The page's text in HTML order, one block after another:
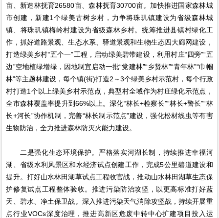
亩、新造林抚育26580亩、森林抚育30700亩。加快推进国家森林城
市创建，新建1个绿美古树乡村，力争将珠玑镇建设为省级森林城
镇、将珠玑镇梅岭村建设为省级森林乡村。统筹推进县镇村绿化工
作，抓好道路景观、生态水系、驿道景观和生物生态四大廊网建设，
打造绿美乡村“五个一”工程，启动绿美碧带建设，利用村庄“四旁”“五
边”空地植绿增绿，因地制宜启动一批“党建林”“乡贤林”“青年林”“巾帼
林”等主题林建设，每个镇(街)打造2～3个绿美乡村示范村，每个行政
村打造1个以上绿美乡村示范点，典型村全域作为村庄绿化示范点，
全市森林覆盖率提升到66%以上。深化“林长+检察长”“林长+警长”“林
长+河长”协作机制，完善“林长制示范点”建设，强化松材线虫等有害
生物防治，全力推进森林防灭火能力建设。
二是强化生态环境保护。严格落实河湖长制，持续推进幸福河
湖、省级水利风景区和水经济试点创建工作，完成5公里碧道建设和
提升。打好山水林田湖草试点工程收官战，推动山水林田湖草生态保
护修复试点工程整体验收。推进污染防治攻坚，以更高标准打好蓝
天、碧水、净土保卫战。深入推进污染天气消除攻坚战，持续开展重
点行业VOCs深度治理，推进高新区危废中转中心扩建项目投入运